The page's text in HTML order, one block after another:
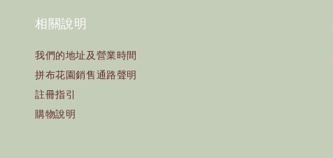
相關說明
我們的地址及營業時間
拼布花園銷售通路聲明
註冊指引
購物說明